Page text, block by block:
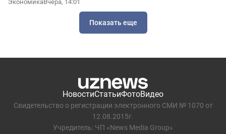
ЭкономикаВчера, 14:01
Показать еще
НовостиСтатьиФотоВидео
Свидетельство о регистрации электронного СМИ № 1070 от
12.08.2015г.
Учредитель: ЧП «News Media Group»